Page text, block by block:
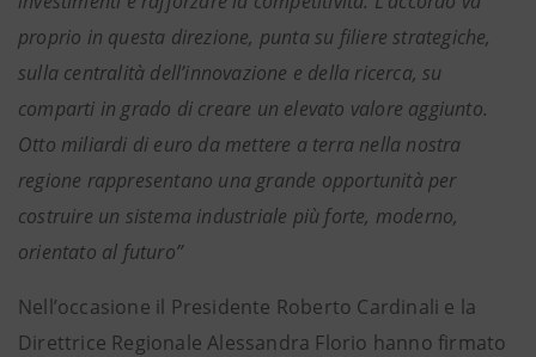
proprio in questa direzione, punta su filiere strategiche,
sulla centralità dell’innovazione e della ricerca, su
comparti in grado di creare un elevato valore aggiunto.
Otto miliardi di euro da mettere a terra nella nostra
regione rappresentano una grande opportunità per
costruire un sistema industriale più forte, moderno,
orientato al futuro”
Nell’occasione il Presidente Roberto Cardinali e la
Direttrice Regionale Alessandra Florio hanno firmato